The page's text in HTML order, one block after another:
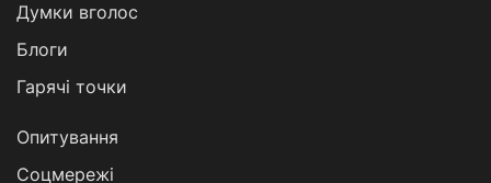
Думки вголос
Блоги
Гарячі точки
Опитування
Соцмережі